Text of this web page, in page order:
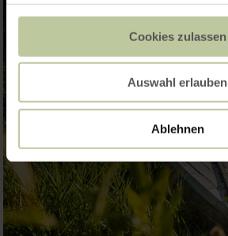
Cookies zulassen
Auswahl erlauben
Ablehnen